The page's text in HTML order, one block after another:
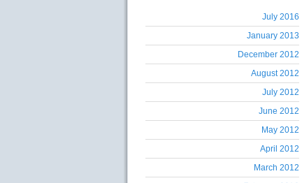
July 2016
January 2013
December 2012
August 2012
July 2012
June 2012
May 2012
April 2012
March 2012